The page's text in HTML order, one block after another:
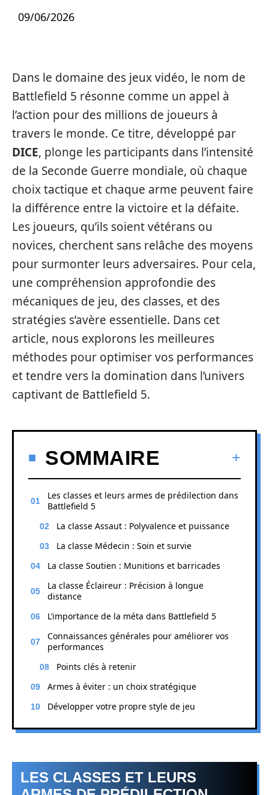
09/06/2026
Dans le domaine des jeux vidéo, le nom de
Battlefield 5 résonne comme un appel à
l’action pour des millions de joueurs à
travers le monde. Ce titre, développé par
DICE, plonge les participants dans l’intensité
de la Seconde Guerre mondiale, où chaque
choix tactique et chaque arme peuvent faire
la différence entre la victoire et la défaite.
Les joueurs, qu’ils soient vétérans ou
novices, cherchent sans relâche des moyens
pour surmonter leurs adversaires. Pour cela,
une compréhension approfondie des
mécaniques de jeu, des classes, et des
stratégies s’avère essentielle. Dans cet
article, nous explorons les meilleures
méthodes pour optimiser vos performances
et tendre vers la domination dans l’univers
captivant de Battlefield 5.
SOMMAIRE
Les classes et leurs armes de prédilection dans
Battlefield 5
La classe Assaut : Polyvalence et puissance
La classe Médecin : Soin et survie
La classe Soutien : Munitions et barricades
La classe Éclaireur : Précision à longue
distance
L’importance de la méta dans Battlefield 5
Connaissances générales pour améliorer vos
performances
Points clés à retenir
Armes à éviter : un choix stratégique
Développer votre propre style de jeu
LES CLASSES ET LEURS